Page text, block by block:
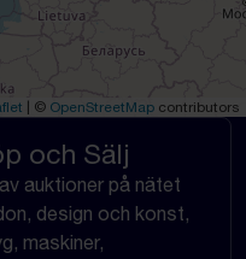
© OpenStreetMap contributors
och Sälj
auktioner på nätet
design och konst,
maskiner,